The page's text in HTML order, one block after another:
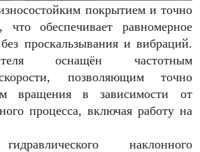
покрытием и точно
обеспечивает равномерное
проскальзывания и вибраций.
оснащён частотным
позволяющим точно
вращения в зависимости от
процесса, включая работу на
наклонного